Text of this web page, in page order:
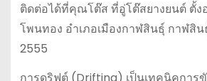
ติดต่อได้ที่คุณโต๊ส ที่อู่โต๊สยางยนต์ ตั้ง
โพนทอง อำเภอเมืองกาฬสินธุ์ กาฬสิน
2555